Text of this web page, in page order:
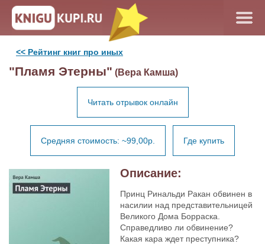
<< Рейтинг книг про иных
"Пламя Этерны" (Вера Камша)
Читать отрывок онлайн
Средняя стоимость: ~99,00р. Где купить
Описание:
Принц Ринальди Ракан обвинен в
насилии над представительницей
Великого Дома Борраска.
Справедливо ли обвинение?
Какая кара ждет преступника?